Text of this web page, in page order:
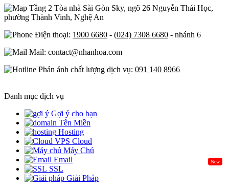
Tầng 2 Tòa nhà Sài Gòn Sky, ngõ 26 Nguyễn Thái Học,
phường Thành Vinh, Nghệ An
Điện thoại: 1900 6680 - (024) 7308 6680 - nhánh 6
Mail: contact@nhanhoa.com
Phản ánh chất lượng dịch vụ: 091 140 8966
Danh mục dịch vụ
Gợi ý cho bạn
Tên Miền
Hosting
Cloud
Máy Chủ
New
Email
SSL
Giải Pháp